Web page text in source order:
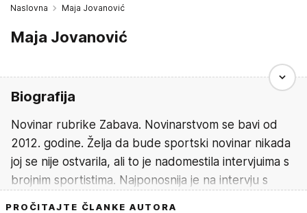
Naslovna Maja Jovanović
Maja Jovanović
Biografija
Novinar rubrike Zabava. Novinarstvom se bavi od
2012. godine. Želja da bude sportski novinar nikada
joj se nije ostvarila, ali to je nadomestila intervjuima s
brojnim sportistima. Najponosnija je na intervju s
Robertom Levandovskim.
PROČITAJTE ČLANKE AUTORA